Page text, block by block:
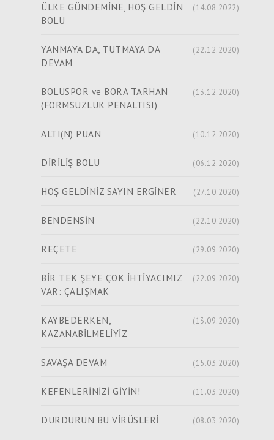
ÜLKE GÜNDEMİNE, HOŞ GELDİN
BOLU
(14.08.2022)
YANMAYA DA, TUTMAYA DA
DEVAM
(22.12.2020)
BOLUSPOR ve BORA TARHAN
(FORMSUZLUK PENALTISI)
(13.12.2020)
ALTI(N) PUAN (10.12.2020)
DİRİLİŞ BOLU (06.12.2020)
HOŞ GELDİNİZ SAYIN ERGİNER (27.10.2020)
BENDENSİN (22.10.2020)
REÇETE (29.09.2020)
BİR TEK ŞEYE ÇOK İHTİYACIMIZ
VAR: ÇALIŞMAK
(22.09.2020)
KAYBEDERKEN,
KAZANABİLMELİYİZ
(13.09.2020)
SAVAŞA DEVAM (15.03.2020)
KEFENLERİNİZİ GİYİN! (11.03.2020)
DURDURUN BU VİRÜSLERİ (08.03.2020)